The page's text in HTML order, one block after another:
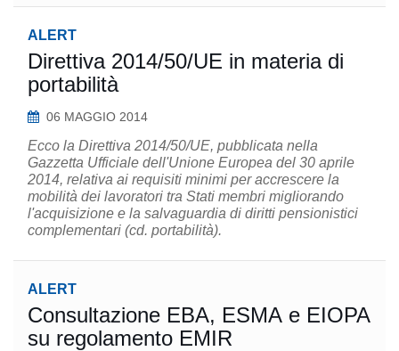
ALERT
Direttiva 2014/50/UE in materia di
portabilità
06 MAGGIO 2014
Ecco la Direttiva 2014/50/UE, pubblicata nella
Gazzetta Ufficiale dell'Unione Europea del 30 aprile
2014, relativa ai requisiti minimi per accrescere la
mobilità dei lavoratori tra Stati membri migliorando
l'acquisizione e la salvaguardia di diritti pensionistici
complementari (cd. portabilità).
ALERT
Consultazione EBA, ESMA e EIOPA
su regolamento EMIR